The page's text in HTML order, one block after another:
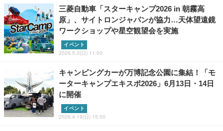
三菱自動車「スターキャンプ2026 in 朝霧高
原」、サイトロンジャパンが協力…天体望遠鏡
ワークショップや星空観望会を実施
イベント
2026.5.3(日) 11:00
キャンピングカーが万博記念公園に集結！「モ
ーターキャンプエキスポ2026」6月13日・14日
に開催
イベント
2026.4.19(日) 15:00